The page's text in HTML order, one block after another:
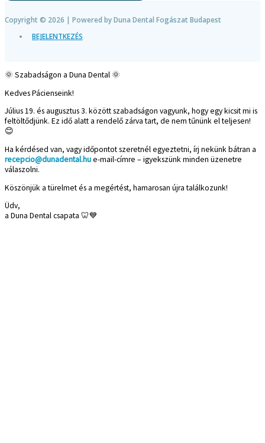
Copyright © 2026 | Powered byDuna Dental Fogászat Budapest
BEJELENTKEZÉS
🌞 Szabadságon a Duna Dental 🌞
Kedves Pácienseink!
Július 19. és augusztus 3. között szabadságon vagyunk, hogy egy kicsit mi is
feltöltődjünk. Ez idő alatt a rendelő zárva tart, de nem tűnünk el teljesen!
😊
Ha kérdésed van, vagy időpontot szeretnél egyeztetni, írj nekünk bátran a
recepcio@dunadental.hue-mail-címre – igyekszünk minden üzenetre
válaszolni.
Köszönjük a türelmet és a megértést, hamarosan újra találkozunk!
Üdv,
a Duna Dental csapata 🦷💙